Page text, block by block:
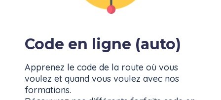
Code en ligne (auto)
Apprenez le code de la route où vous
voulez et quand vous voulez avec nos
formations.